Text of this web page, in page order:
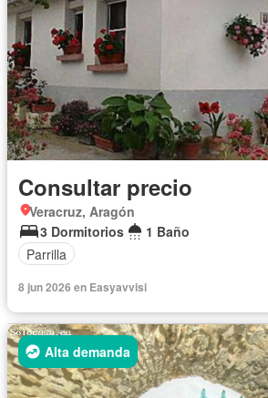
Consultar precio
Veracruz, Aragón
3 Dormitorios
1 Baño
Parrilla
8 jun 2026 en Easyavvisi
Alta demanda